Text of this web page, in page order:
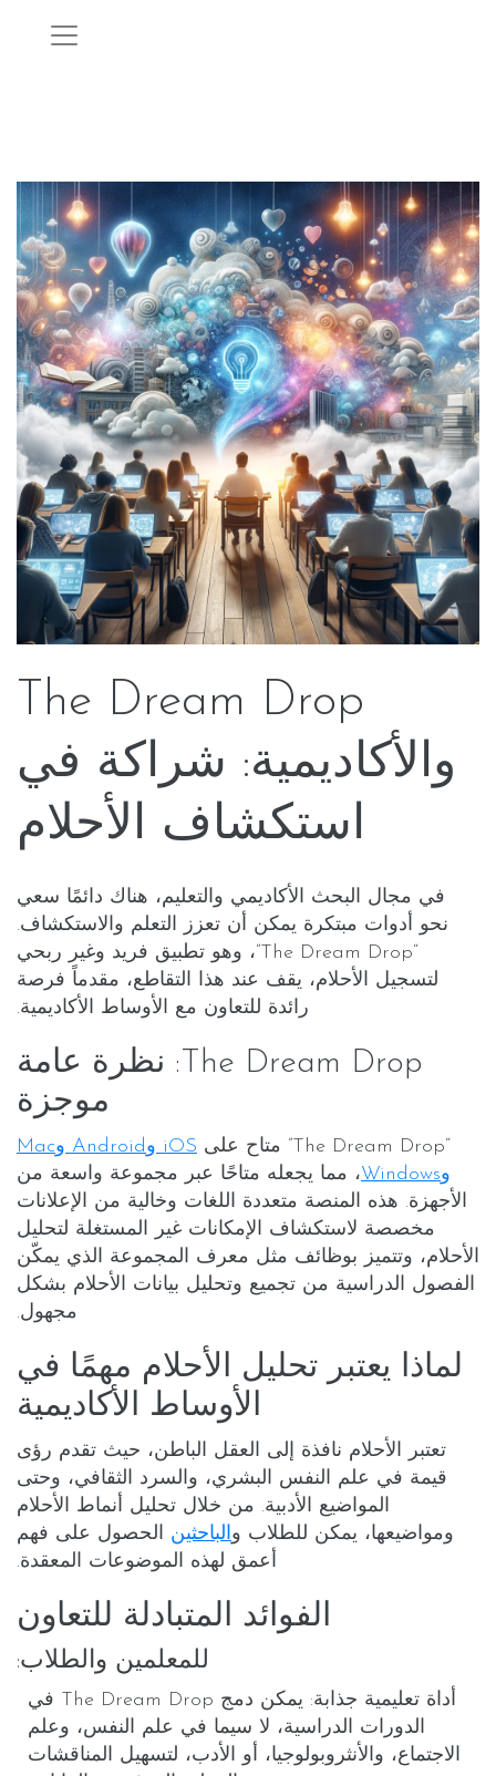
The Dream Drop
والأكاديمية: شراكة في
استكشاف الأحلام
في مجال البحث الأكاديمي والتعليم، هناك دائمًا سعي
نحو أدوات مبتكرة يمكن أن تعزز التعلم والاستكشاف.
“The Dream Drop”، وهو تطبيق فريد وغير ربحي
لتسجيل الأحلام، يقف عند هذا التقاطع، مقدماً فرصة
رائدة للتعاون مع الأوساط الأكاديمية.
The Dream Drop: نظرة عامة
موجزة
“The Dream Drop” متاح على
iOS وAndroid وMac
وWindows
، مما يجعله متاحًا عبر مجموعة واسعة من
الأجهزة. هذه المنصة متعددة اللغات وخالية من الإعلانات
مخصصة لاستكشاف الإمكانات غير المستغلة لتحليل
الأحلام، وتتميز بوظائف مثل معرف المجموعة الذي يمكّن
الفصول الدراسية من تجميع وتحليل بيانات الأحلام بشكل
مجهول.
لماذا يعتبر تحليل الأحلام مهمًا في
الأوساط الأكاديمية
تعتبر الأحلام نافذة إلى العقل الباطن، حيث تقدم رؤى
قيمة في علم النفس البشري، والسرد الثقافي، وحتى
المواضيع الأدبية. من خلال تحليل أنماط الأحلام
ومواضيعها، يمكن للطلاب والباحثين الحصول على فهم
أعمق لهذه الموضوعات المعقدة.
الفوائد المتبادلة للتعاون
للمعلمين والطلاب:
أداة تعليمية جذابة
: يمكن دمج The Dream Drop في
الدورات الدراسية، لا سيما في علم النفس، وعلم
الاجتماع، والأنثروبولوجيا، أو الأدب، لتسهيل المناقشات